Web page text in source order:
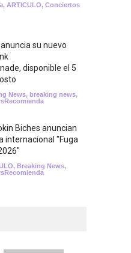
, ARTICULO, Conciertos
anuncia su nuevo
disponible el 5
News, breaking news,
Biches anuncian
internacional "Fuga
, Breaking News,
News,Conciertos